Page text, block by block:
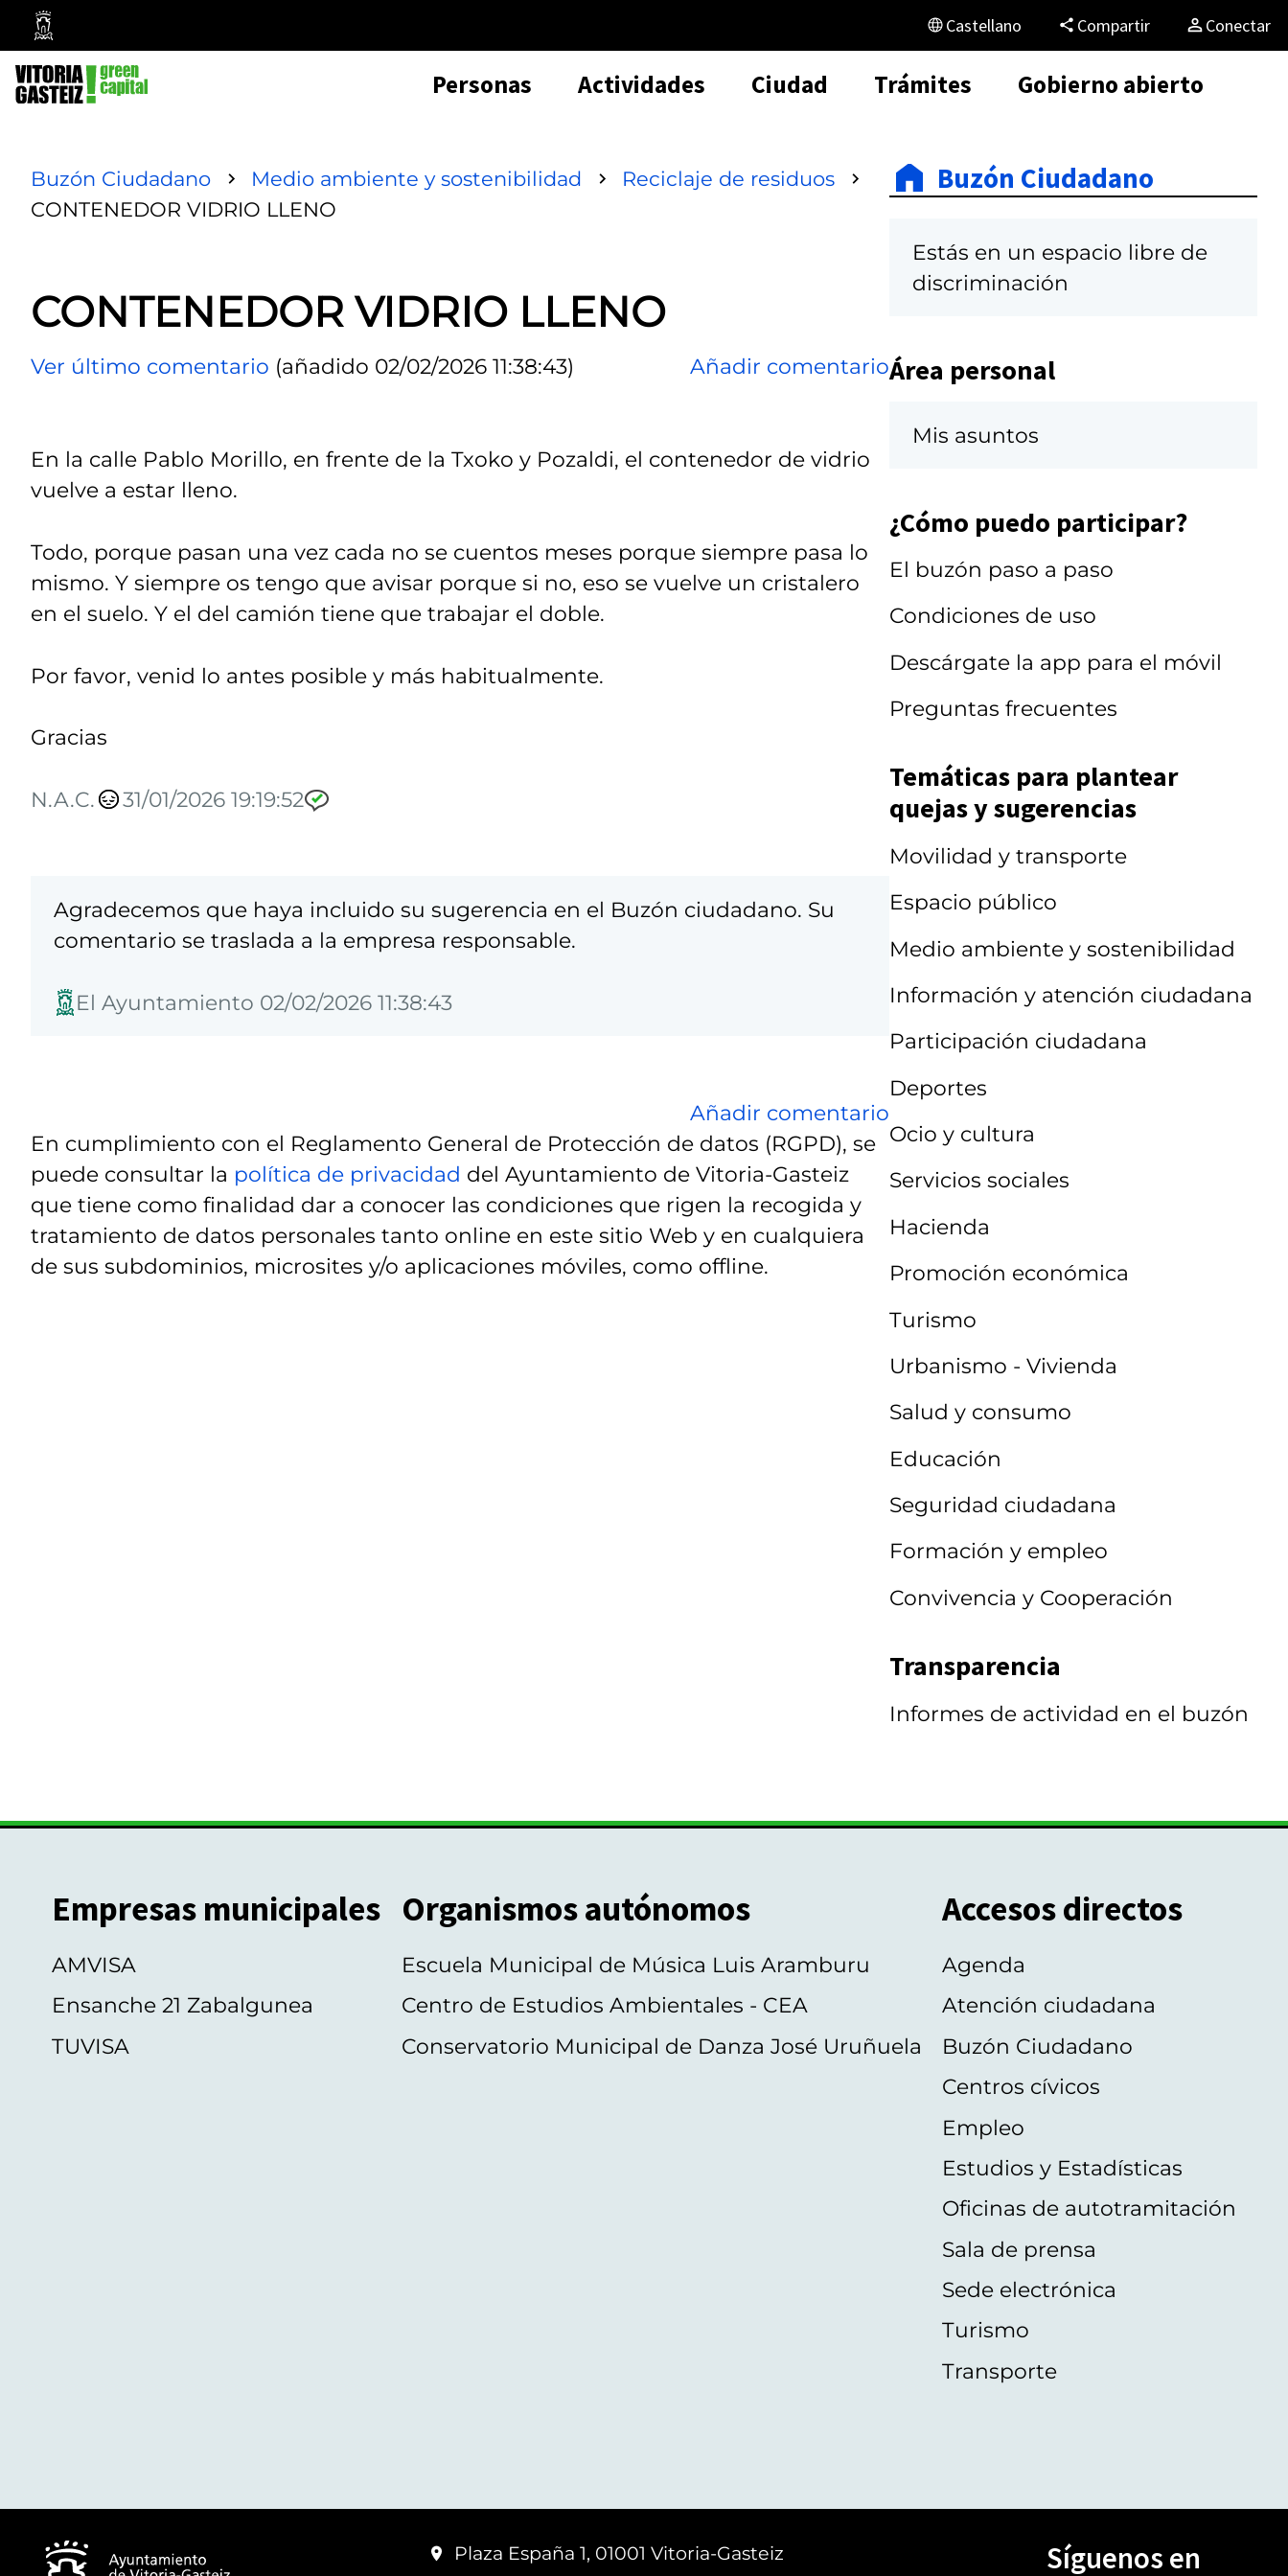
Ayuntamiento
Vitoria-
Gasteiz
Castellano Compartir Conectar
Personas Actividades Ciudad Trámites Gobierno abierto
Buzón Ciudadano Medio ambiente y sostenibilidad
Reciclaje de residuos
CONTENEDOR VIDRIO LLENO
CONTENEDOR VIDRIO LLENO
Ver último comentario (añadido 02/02/2026 11:38:43) Añadir comentario
En la calle Pablo Morillo, en frente de la Txoko y Pozaldi, el contenedor de vidrio
vuelve a estar lleno.
Todo, porque pasan una vez cada no se cuentos meses porque siempre pasa lo
mismo. Y siempre os tengo que avisar porque si no, eso se vuelve un cristalero
en el suelo. Y el del camión tiene que trabajar el doble.
Por favor, venid lo antes posible y más habitualmente.
Gracias
N.A.C. 31/01/2026 19:19:52
Agradecemos que haya incluido su sugerencia en el Buzón ciudadano. Su
comentario se traslada a la empresa responsable.
El Ayuntamiento 02/02/2026 11:38:43
Añadir comentario
En cumplimiento con el Reglamento General de Protección de datos (RGPD), se
puede consultar la política de privacidad del Ayuntamiento de Vitoria-Gasteiz
que tiene como finalidad dar a conocer las condiciones que rigen la recogida y
tratamiento de datos personales tanto online en este sitio Web y en cualquiera
de sus subdominios, microsites y/o aplicaciones móviles, como offline.
Buzón Ciudadano
Estás en un espacio libre de
discriminación
Área personal
Mis asuntos
¿Cómo puedo participar?
El buzón paso a paso
Condiciones de uso
Descárgate la app para el móvil
Preguntas frecuentes
Temáticas para plantear
quejas y sugerencias
Movilidad y transporte
Espacio público
Medio ambiente y sostenibilidad
Información y atención ciudadana
Participación ciudadana
Deportes
Ocio y cultura
Servicios sociales
Hacienda
Promoción económica
Turismo
Urbanismo - Vivienda
Salud y consumo
Educación
Seguridad ciudadana
Formación y empleo
Convivencia y Cooperación
Transparencia
Informes de actividad en el buzón
Empresas municipales
AMVISA
Ensanche 21 Zabalgunea
TUVISA
Organismos autónomos
Escuela Municipal de Música Luis Aramburu
Centro de Estudios Ambientales - CEA
Conservatorio Municipal de Danza José Uruñuela
Accesos directos
Agenda
Atención ciudadana
Buzón Ciudadano
Centros cívicos
Empleo
Estudios y Estadísticas
Oficinas de autotramitación
Sala de prensa
Sede electrónica
Turismo
Transporte
Plaza España 1, 01001 Vitoria-Gasteiz Síguenos en